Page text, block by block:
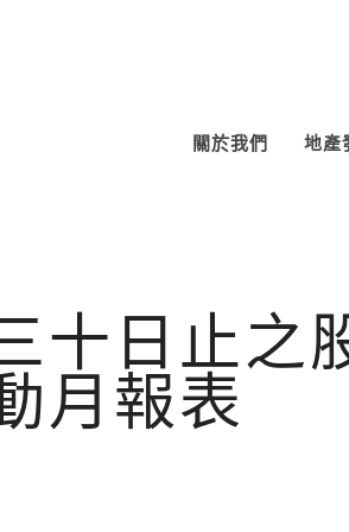
關於我們 地產
十日止之
月報表